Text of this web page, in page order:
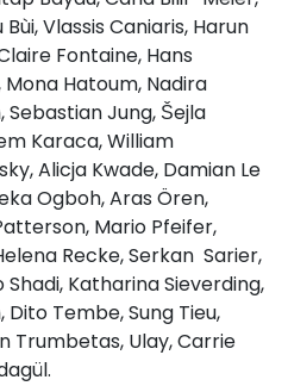
Vlassis Caniaris, Harun
Fontaine, Hans
Hatoum, Nadira
Sebastian Jung, Šejla
Karaca, William
Alicja Kwade, Damian Le
Ogboh, Aras Ören,
Mario Pfeifer,
Recke, Serkan Sarier,
Katharina Sieverding,
Dito Tembe, Sung Tieu,
Trumbetas, Ulay, Carrie